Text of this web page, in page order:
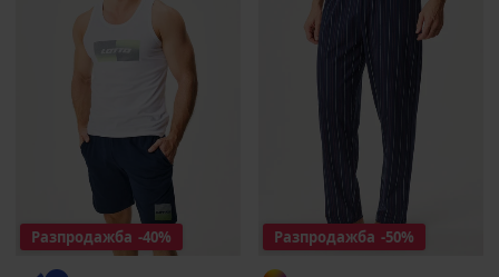
Разпродажба -40% Разпродажба -50%